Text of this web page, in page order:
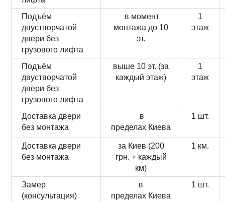
Подъём
двустворчатой
двери без
грузового лифта
в момент
монтажа до 10
эт.
1
этаж
Подъём
двустворчатой
двери без
грузового лифта
выше 10 эт. (за
каждый этаж)
1
этаж
Доставка двери
без монтажа
в
пределах Киева
1 шт.
Доставка двери
без монтажа
за Киев (200
грн. + каждый
км)
1 км.
Замер
(консультация)
в
пределах Киева
1 шт.